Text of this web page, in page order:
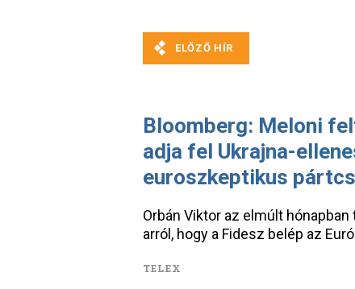
Bloomberg: Meloni
adja fel Ukrajna-
euroszkeptikus
Orbán Viktor az elmúlt
arról, hogy a Fidesz belép az
TELEX